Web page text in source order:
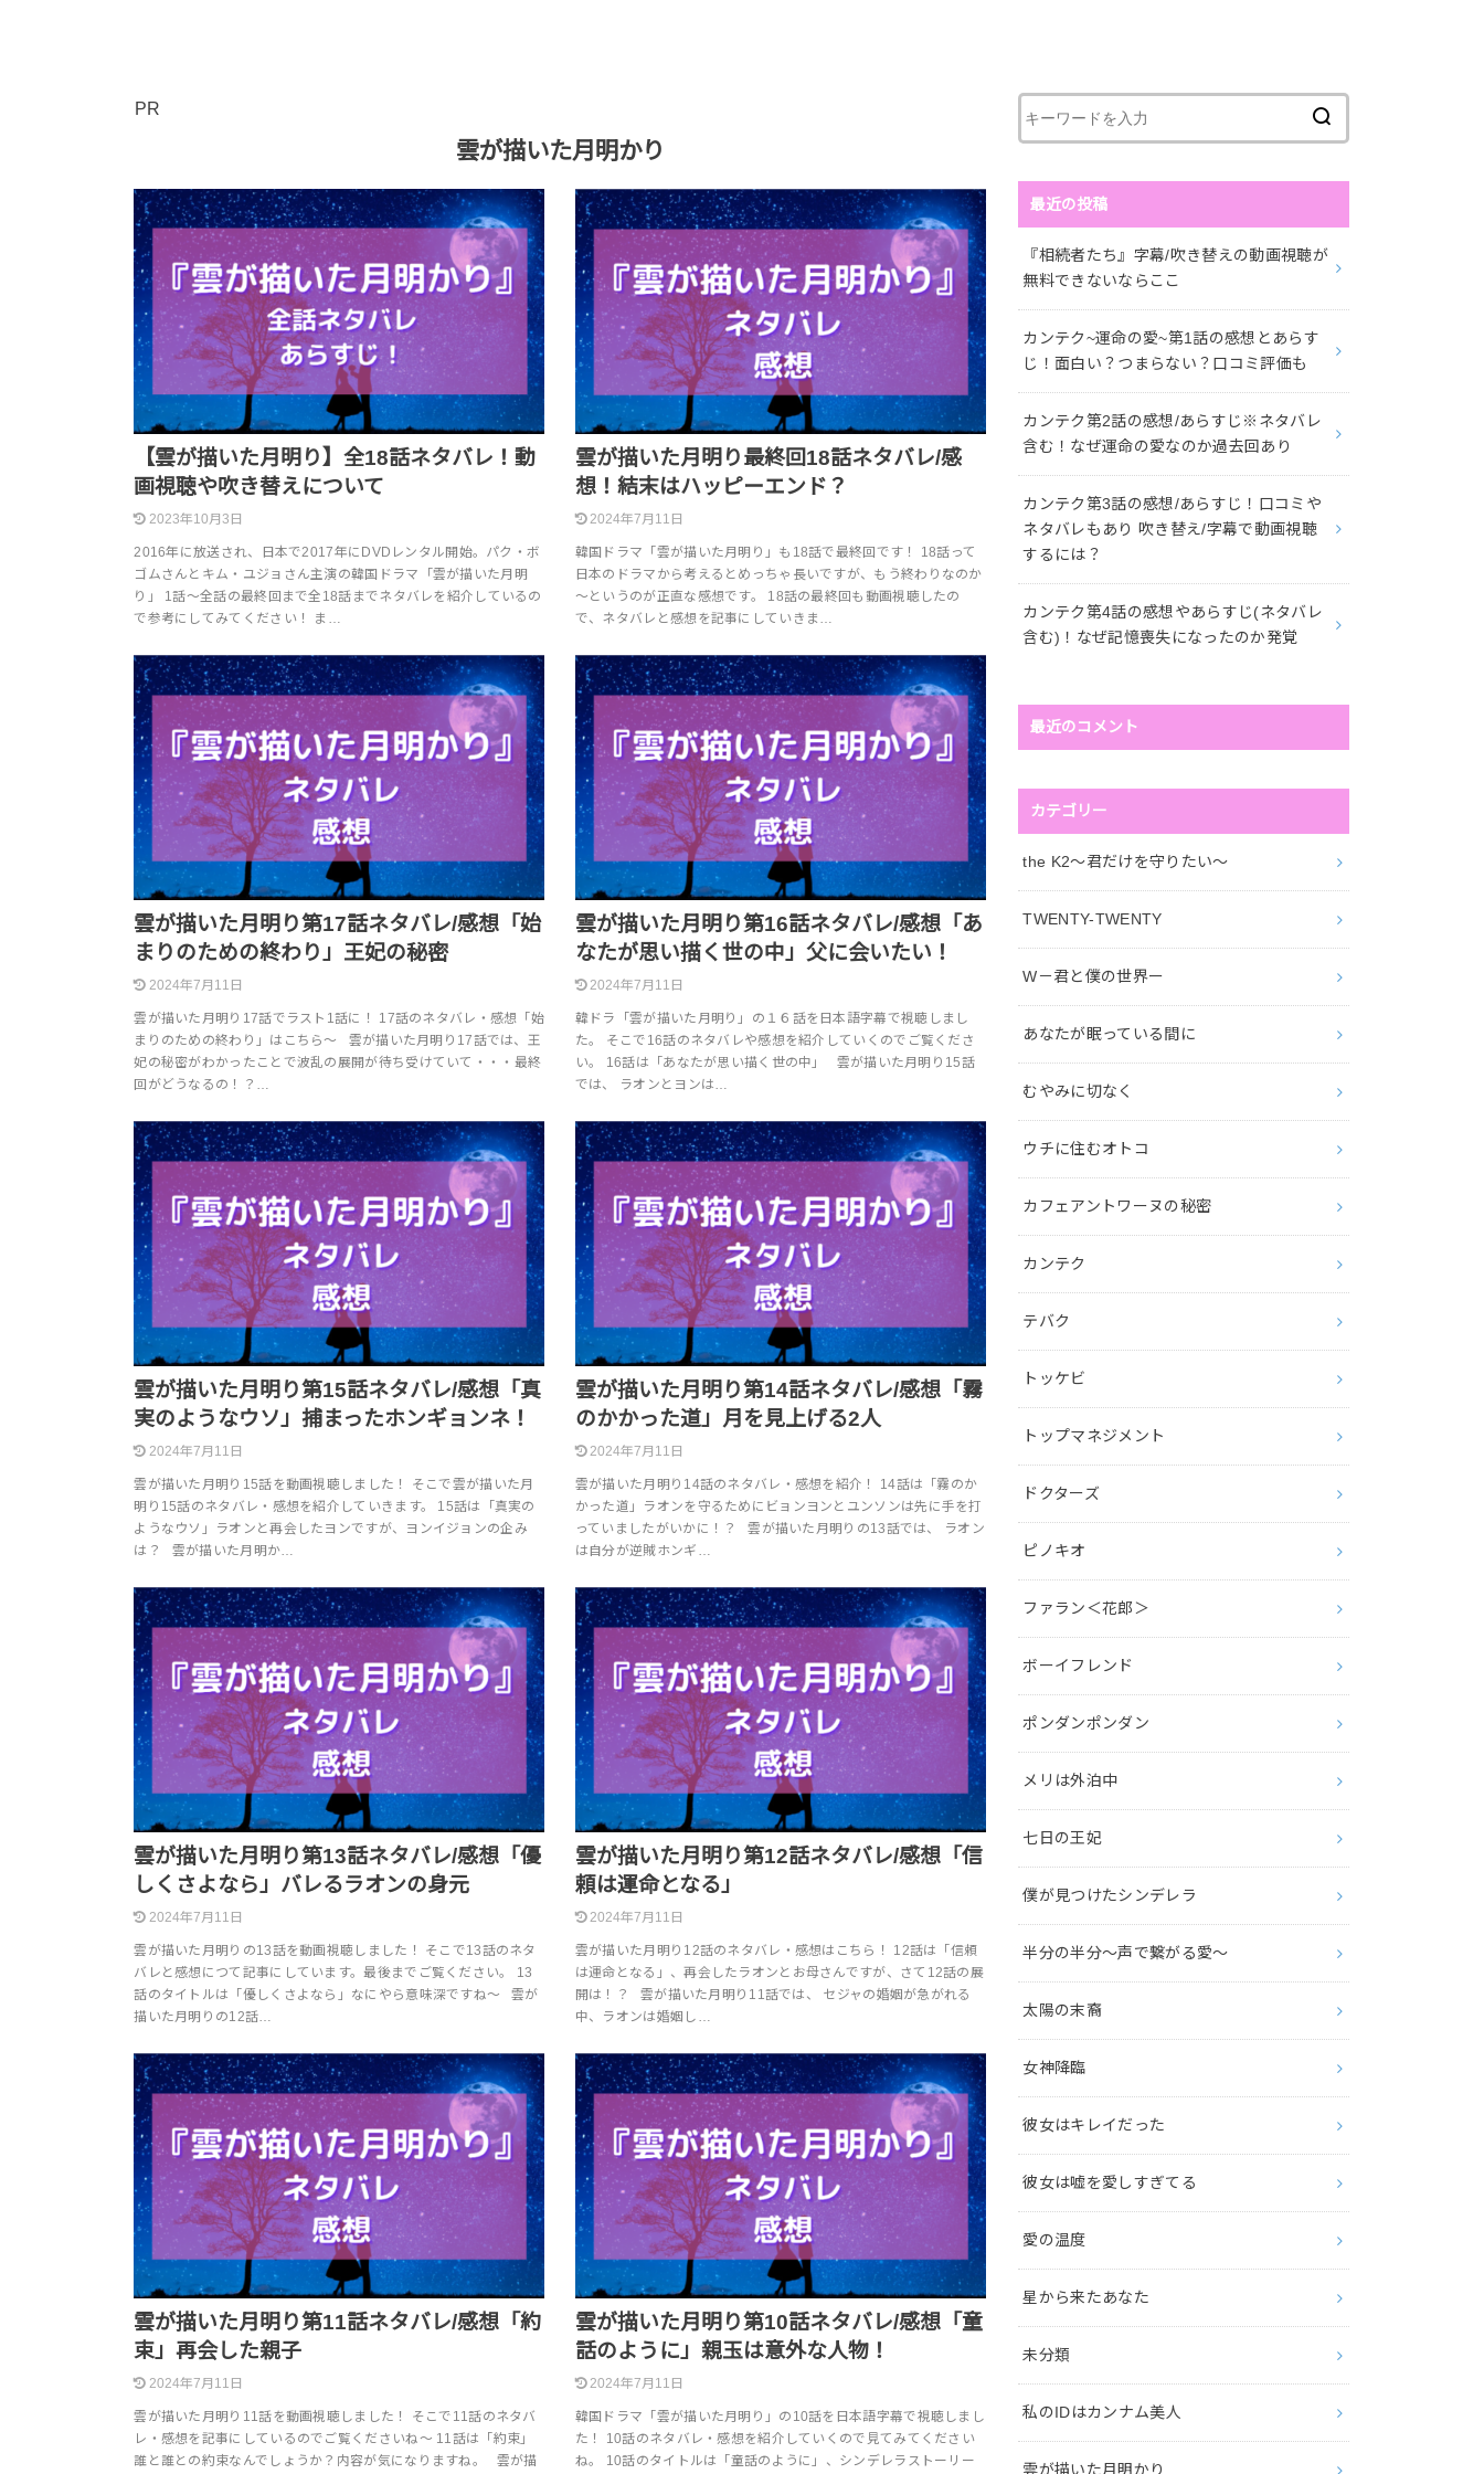
PR
雲が描いた月明かり
【雲が描いた月明り】全18話ネタバレ！動
画視聴や吹き替えについて
2023年10月3日
2016年に放送され、日本で2017年にDVDレンタル開始。パク・ボ
ゴムさんとキム・ユジョさん主演の韓国ドラマ「雲が描いた月明
り」 1話～全話の最終回まで全18話までネタバレを紹介しているの
で参考にしてみてください！ ま…
雲が描いた月明り最終回18話ネタバレ/感
想！結末はハッピーエンド？
2024年7月11日
韓国ドラマ「雲が描いた月明り」も18話で最終回です！ 18話って
日本のドラマから考えるとめっちゃ長いですが、もう終わりなのか
～というのが正直な感想です。 18話の最終回も動画視聴したの
で、ネタバレと感想を記事にしていきま…
雲が描いた月明り第17話ネタバレ/感想「始
まりのための終わり」王妃の秘密
2024年7月11日
雲が描いた月明り17話でラスト1話に！ 17話のネタバレ・感想「始
まりのための終わり」はこちら～ 雲が描いた月明り17話では、王
妃の秘密がわかったことで波乱の展開が待ち受けていて・・・最終
回がどうなるの！？…
雲が描いた月明り第16話ネタバレ/感想「あ
なたが思い描く世の中」父に会いたい！
2024年7月11日
韓ドラ「雲が描いた月明り」の１６話を日本語字幕で視聴しまし
た。 そこで16話のネタバレや感想を紹介していくのでご覧くださ
い。 16話は「あなたが思い描く世の中」 雲が描いた月明り15話
では、 ラオンとヨンは…
雲が描いた月明り第15話ネタバレ/感想「真
実のようなウソ」捕まったホンギョンネ！
2024年7月11日
雲が描いた月明り15話を動画視聴しました！ そこで雲が描いた月
明り15話のネタバレ・感想を紹介していきます。 15話は「真実の
ようなウソ」ラオンと再会したヨンですが、ヨンイジョンの企み
は？ 雲が描いた月明か…
雲が描いた月明り第14話ネタバレ/感想「霧
のかかった道」月を見上げる2人
2024年7月11日
雲が描いた月明り14話のネタバレ・感想を紹介！ 14話は「霧のか
かった道」ラオンを守るためにビョンヨンとユンソンは先に手を打
っていましたがいかに！？ 雲が描いた月明りの13話では、 ラオン
は自分が逆賊ホンギ…
雲が描いた月明り第13話ネタバレ/感想「優
しくさよなら」バレるラオンの身元
2024年7月11日
雲が描いた月明りの13話を動画視聴しました！ そこで13話のネタ
バレと感想につて記事にしています。最後までご覧ください。 13
話のタイトルは「優しくさよなら」なにやら意味深ですね～ 雲が
描いた月明りの12話…
雲が描いた月明り第12話ネタバレ/感想「信
頼は運命となる」
2024年7月11日
雲が描いた月明り12話のネタバレ・感想はこちら！ 12話は「信頼
は運命となる」、再会したラオンとお母さんですが、さて12話の展
開は！？ 雲が描いた月明り11話では、 セジャの婚姻が急がれる
中、ラオンは婚姻し…
雲が描いた月明り第11話ネタバレ/感想「約
束」再会した親子
2024年7月11日
雲が描いた月明り11話を動画視聴しました！ そこで11話のネタバ
レ・感想を記事にしているのでご覧くださいね～ 11話は「約束」
誰と誰との約束なんでしょうか？内容が気になりますね。 雲が描
雲が描いた月明り第10話ネタバレ/感想「童
話のように」親玉は意外な人物！
2024年7月11日
韓国ドラマ「雲が描いた月明り」の10話を日本語字幕で視聴しまし
た！ 10話のネタバレ・感想を紹介していくので見てみてください
ね。 10話のタイトルは「童話のように」、シンデレラストーリー
最近の投稿
『相続者たち』字幕/吹き替えの動画視聴が
無料できないならここ
カンテク~運命の愛~第1話の感想とあらす
じ！面白い？つまらない？口コミ評価も
カンテク第2話の感想/あらすじ※ネタバレ
含む！なぜ運命の愛なのか過去回あり
カンテク第3話の感想/あらすじ！口コミや
ネタバレもあり 吹き替え/字幕で動画視聴
するには？
カンテク第4話の感想やあらすじ(ネタバレ
含む)！なぜ記憶喪失になったのか発覚
最近のコメント
カテゴリー
the K2～君だけを守りたい～
TWENTY-TWENTY
W－君と僕の世界ー
あなたが眠っている間に
むやみに切なく
ウチに住むオトコ
カフェアントワーヌの秘密
カンテク
テバク
トッケビ
トップマネジメント
ドクターズ
ピノキオ
ファラン＜花郎＞
ボーイフレンド
ポンダンポンダン
メリは外泊中
七日の王妃
僕が見つけたシンデレラ
半分の半分～声で繋がる愛～
太陽の末裔
女神降臨
彼女はキレイだった
彼女は嘘を愛しすぎてる
愛の温度
星から来たあなた
未分類
私のIDはカンナム美人
雲が描いた月明かり